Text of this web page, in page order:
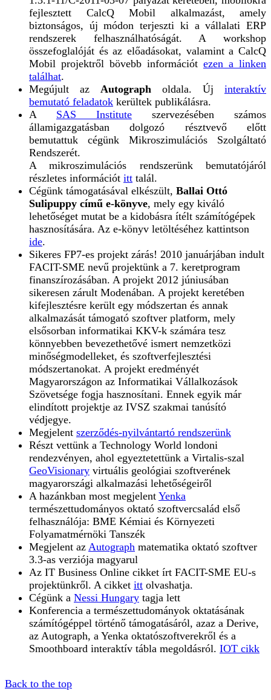
fejlesztett CalcQ Mobil alkalmazást, amely
biztonságos, új módon terjeszti ki a vállalati ERP
rendszerek felhasználhatóságát. A workshop
összefoglalóját és az előadásokat, valamint a CalcQ
Mobil projektről bövebb információt ezen a linken
találhat.
Megújult az Autograph oldala. Új interaktív
bemutató feladatok kerültek publikálásra.
A SAS Institute szervezésében számos
államigazgatásban dolgozó résztvevő előtt
bemutattuk cégünk Mikroszimulációs Szolgáltató
Rendszerét.
A mikroszimulációs rendszerünk bemutatójáról
részletes információt itt talál.
Cégünk támogatásával elkészült, Ballai Ottó
Sulipuppy című e-könyve, mely egy kiváló
lehetőséget mutat be a kidobásra ítélt számítógépek
hasznosítására. Az e-könyv letöltéséhez kattintson
ide.
Sikeres FP7-es projekt zárás! 2010 januárjában indult
FACIT-SME nevű projektünk a 7. keretprogram
finanszírozásában. A projekt 2012 júniusában
sikeresen zárult Modenában. A projekt keretében
kifejlesztésre került egy módszertan és annak
alkalmazását támogató szoftver platform, mely
elsősorban informatikai KKV-k számára tesz
könnyebben bevezethetővé ismert nemzetközi
minőségmodelleket, és szoftverfejlesztési
módszertanokat. A projekt eredményét
Magyarországon az Informatikai Vállalkozások
Szövetsége fogja hasznosítani. Ennek egyik már
elindított projektje az IVSZ szakmai tanúsító
védjegye.
Megjelent szerződés-nyilvántartó rendszerünk
Részt vettünk a Technology World londoni
rendezvényen, ahol egyeztetettünk a Virtalis-szal
GeoVisionary virtuális geológiai szoftverének
magyarországi alkalmazási lehetőségeiről
A hazánkban most megjelent Yenka
természettudományos oktató szoftvercsalád első
felhasználója: BME Kémiai és Környezeti
Folyamatmérnöki Tanszék
Megjelent az Autograph matematika oktató szoftver
3.3-as verziója magyarul
Az IT Business Online cikket írt FACIT-SME EU-s
projektünkről. A cikket itt olvashatja.
Cégünk a Nessi Hungary tagja lett
Konferencia a természettudományok oktatásának
számítógéppel történő támogatásáról, azaz a Derive,
az Autograph, a Yenka oktatószoftverekről és a
Smoothboard interaktív tábla megoldásról. IOT cikk
Back to the top